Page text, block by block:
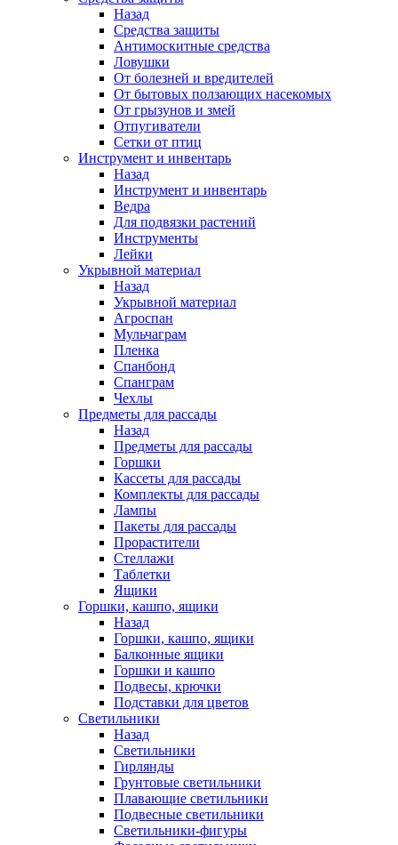
Назад
Средства защиты
Антимоскитные средства
Ловушки
От болезней и вредителей
От бытовых ползающих насекомых
От грызунов и змей
Отпугиватели
Сетки от птиц
Инструмент и инвентарь
Назад
Инструмент и инвентарь
Ведра
Для подвязки растений
Инструменты
Лейки
Укрывной материал
Назад
Укрывной материал
Агроспан
Мульчаграм
Пленка
Спанбонд
Спанграм
Чехлы
Предметы для рассады
Назад
Предметы для рассады
Горшки
Кассеты для рассады
Комплекты для рассады
Лампы
Пакеты для рассады
Прорастители
Стеллажи
Таблетки
Ящики
Горшки, кашпо, ящики
Назад
Горшки, кашпо, ящики
Балконные ящики
Горшки и кашпо
Подвесы, крючки
Подставки для цветов
Светильники
Назад
Светильники
Гирлянды
Грунтовые светильники
Плавающие светильники
Подвесные светильники
Светильники-фигуры